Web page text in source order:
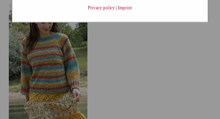
Privacy policy |Imprint